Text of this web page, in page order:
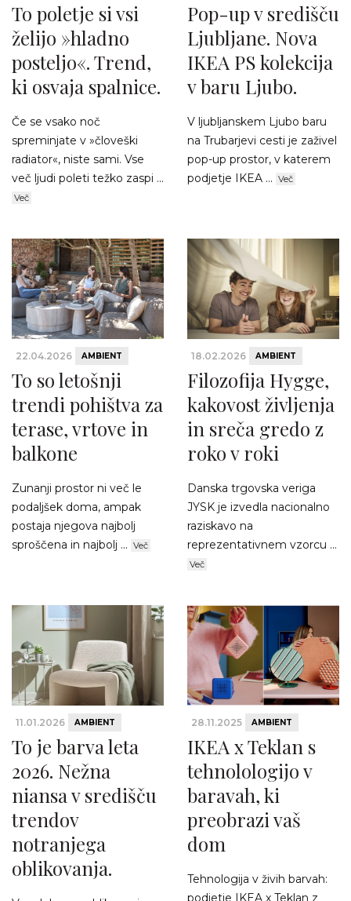
To poletje si vsi
želijo »hladno
posteljo«. Trend,
ki osvaja spalnice.
Če se vsako noč
spreminjate v »človeški
radiator«, niste sami. Vse
več ljudi poleti težko zaspi ...
Več
Pop-up v središču
Ljubljane. Nova
IKEA PS kolekcija
v baru Ljubo.
V ljubljanskem Ljubo baru
na Trubarjevi cesti je zaživel
pop-up prostor, v katerem
podjetje IKEA ... Več
22.04.2026 AMBIENT
To so letošnji
trendi pohištva za
terase, vrtove in
balkone
Zunanji prostor ni več le
podaljšek doma, ampak
postaja njegova najbolj
sproščena in najbolj ... Več
18.02.2026 AMBIENT
Filozofija Hygge,
kakovost življenja
in sreča gredo z
roko v roki
Danska trgovska veriga
JYSK je izvedla nacionalno
raziskavo na
reprezentativnem vzorcu ...
Več
11.01.2026 AMBIENT
To je barva leta
2026. Nežna
niansa v središču
trendov
notranjega
oblikovanja.
28.11.2025 AMBIENT
IKEA x Teklan s
tehnolologijo v
baravah, ki
preobrazi vaš
dom
Tehnologija v živih barvah:
podjetje IKEA x Teklan z